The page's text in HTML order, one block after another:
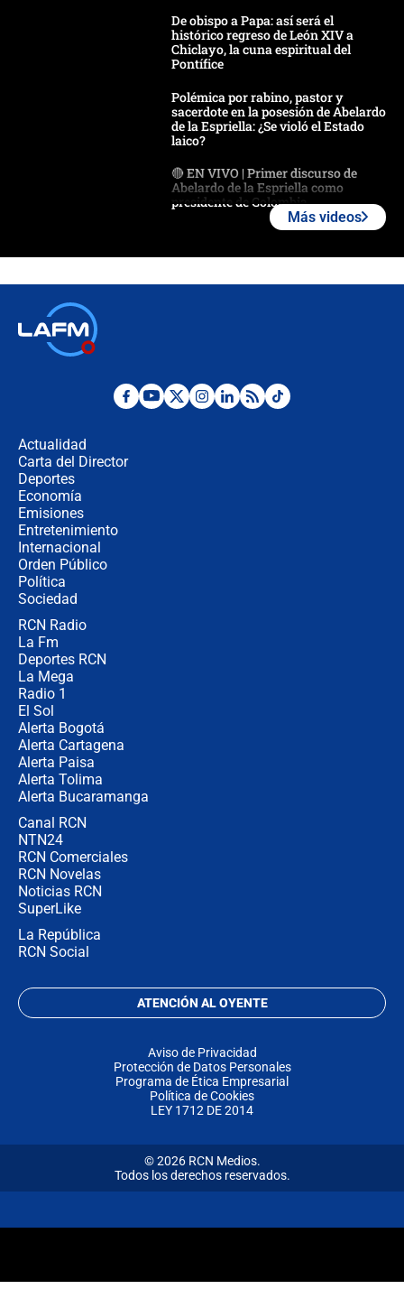
De obispo a Papa: así será el
histórico regreso de León XIV a
Chiclayo, la cuna espiritual del
Pontífice
Polémica por rabino, pastor y
sacerdote en la posesión de Abelardo
de la Espriella: ¿Se violó el Estado
laico?
🔴 EN VIVO | Primer discurso de
Abelardo de la Espriella como
presidente de Colombia
Desde dermatitis hasta infecciones:
Más videos
Actualidad
Carta del Director
Deportes
Economía
Emisiones
Entretenimiento
Internacional
Orden Público
Política
Sociedad
RCN Radio
La Fm
Deportes RCN
La Mega
Radio 1
El Sol
Alerta Bogotá
Alerta Cartagena
Alerta Paisa
Alerta Tolima
Alerta Bucaramanga
Canal RCN
NTN24
RCN Comerciales
RCN Novelas
Noticias RCN
SuperLike
La República
RCN Social
ATENCIÓN AL OYENTE
Aviso de Privacidad
Protección de Datos Personales
Programa de Ética Empresarial
Política de Cookies
LEY 1712 DE 2014
© 2026 RCN Medios.
Todos los derechos reservados.